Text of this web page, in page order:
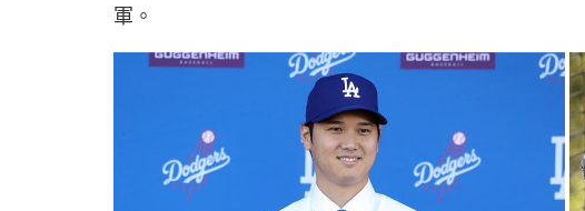
軍。